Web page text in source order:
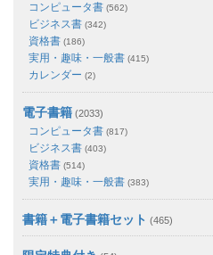
コンピュータ書 (562)
ビジネス書 (342)
資格書 (186)
実用・趣味・一般書 (415)
カレンダー (2)
電子書籍 (2033)
コンピュータ書 (817)
ビジネス書 (403)
資格書 (514)
実用・趣味・一般書 (383)
書籍＋電子書籍セット (465)